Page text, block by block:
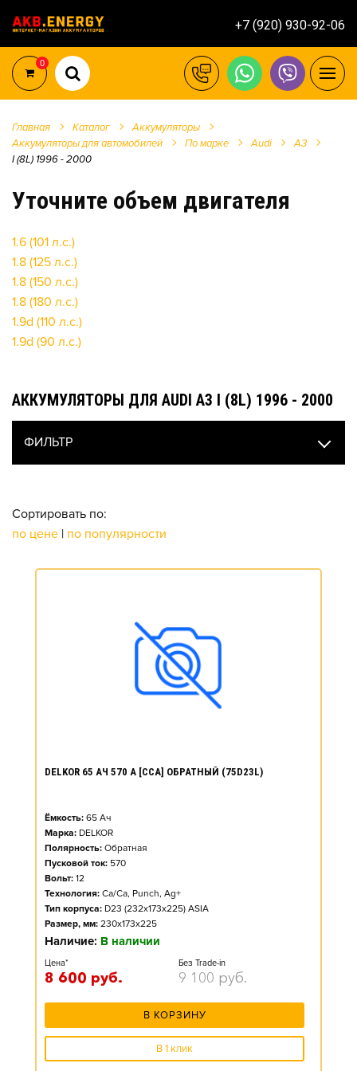
+7 (920) 930-92-06
0
Главная Каталог
Аккумуляторы
Аккумуляторы для автомобилей
По марке Audi
A3
I (8L) 1996 - 2000
Уточните объем двигателя
1.6 (101 л.с.)
1.8 (125 л.с.)
1.8 (150 л.с.)
1.8 (180 л.с.)
1.9d (110 л.с.)
1.9d (90 л.с.)
АККУМУЛЯТОРЫ ДЛЯ AUDI A3 I (8L) 1996 - 2000
ФИЛЬТР
Сортировать по:
по цене | по популярности
DELKOR 65 АЧ 570 А [CCA] ОБРАТНЫЙ (75D23L)
Ёмкость: 65 Ач
Марка: DELKOR
Полярность: Обратная
Пусковой ток: 570
Вольт: 12
Технология: Ca/Ca, Punch, Ag+
Тип корпуса: D23 (232x173x225) ASIA
Размер, мм: 230x173x225
Наличие: В наличии
Цена*
8 600 руб.
Без Trade-in
9 100 руб.
В КОРЗИНУ
В 1 клик